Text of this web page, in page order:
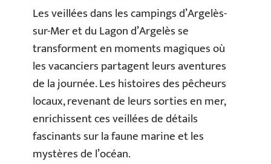
Les veillées dans les campings d’Argelès-
sur-Mer et du Lagon d’Argelès se
transforment en moments magiques où
les vacanciers partagent leurs aventures
de la journée. Les histoires des pêcheurs
locaux, revenant de leurs sorties en mer,
enrichissent ces veillées de détails
fascinants sur la faune marine et les
mystères de l’océan.